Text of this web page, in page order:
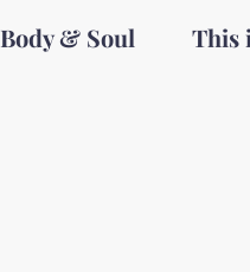
Body & Soul This